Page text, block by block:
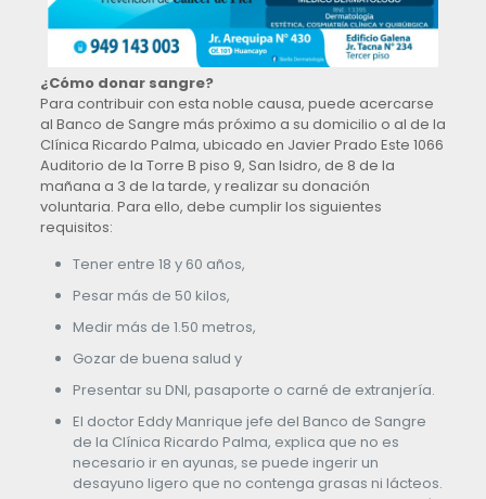
¿Cómo donar sangre?
Para contribuir con esta noble causa, puede acercarse
al Banco de Sangre más próximo a su domicilio o al de la
Clínica Ricardo Palma, ubicado en Javier Prado Este 1066
Auditorio de la Torre B piso 9, San Isidro, de 8 de la
mañana a 3 de la tarde, y realizar su donación
voluntaria. Para ello, debe cumplir los siguientes
requisitos:
Tener entre 18 y 60 años,
Pesar más de 50 kilos,
Medir más de 1.50 metros,
Gozar de buena salud y
Presentar su DNI, pasaporte o carné de extranjería.
El doctor Eddy Manrique jefe del Banco de Sangre
de la Clínica Ricardo Palma, explica que no es
necesario ir en ayunas, se puede ingerir un
desayuno ligero que no contenga grasas ni lácteos.